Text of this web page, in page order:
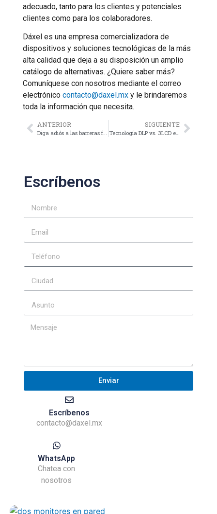
adecuado, tanto para los clientes y potenciales
clientes como para los colaboradores.
Dáxel es una empresa comercializadora de
dispositivos y soluciones tecnológicas de la más
alta calidad que deja a su disposición un amplio
catálogo de alternativas. ¿Quiere saber más?
Comuníquese con nosotros mediante el correo
electrónico contacto@daxel.mx y le brindaremos
toda la información que necesita.
ANTERIOR SIGUIENTE
Tecnología DLP vs. 3LCD en proyectores: ¿Cuál es la mejor opción para ti?
Escríbenos
Enviar
Escríbenos
contacto@daxel.mx
WhatsApp
Chatea con
nosotros